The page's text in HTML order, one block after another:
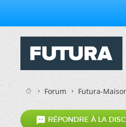
Forum Futura-
 RÉPONDRE À LA